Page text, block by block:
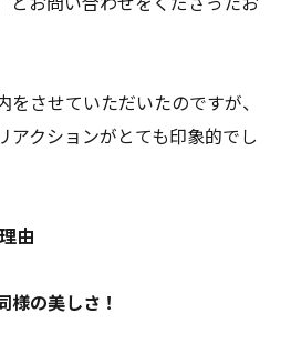
させていただいたのですが、
アクションがとても印象的でし
由
様の美しさ！